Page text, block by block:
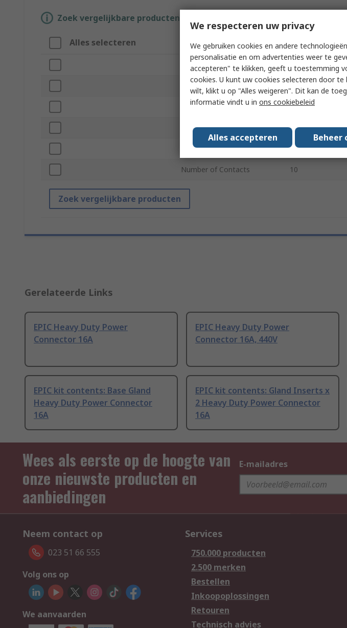
Zoek vergelijkbare producten door een of meer kenmerken te
Alles selecteren Attribuut Waarde
Merk EPIC
Product Type Heavy Duty
Series H-BE
Standards/Approvals No
Current Rating 16A
Number of Contacts 10
Zoek vergelijkbare producten
Gerelateerde Links
EPIC Heavy Duty Power
Connector 16A
EPIC Heavy Duty Power
Connector 16A, 440V
EPIC kit contents: Base Gland
Heavy Duty Power Connector
16A
EPIC kit contents: Gland Inserts x
2 Heavy Duty Power Connector
16A
Wees als eerste op de hoogte van
onze nieuwste producten en
aanbiedingen
E-mailadres
Neem contact op
023 51 66 555
Volg ons op
We aanvaarden
Services
750.000 producten
2.500 merken
Bestellen
Inkoopoplossingen
Retouren
Technisch advies
We respecteren uw privacy
We gebruiken cookies en andere
personalisatie en om advertenties weer te
accepteren" te klikken, geeft u toestemming
cookies. U kunt uw cookies selecteren door
wilt, klikt u op "Alles weigeren". Dit kan de
informatie vindt u in ons cookiebeleid
Alles accepteren Beheer